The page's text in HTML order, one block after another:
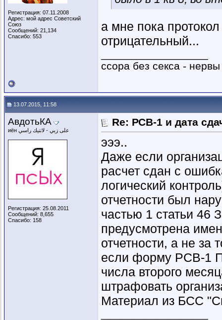
Регистрация: 07.11.2008
Адрес: мой адрес Советский
Союз
Сообщений: 21,134
Спасибо: 553
а мне пока
отрицательный...
ссора без секса -
13.07.2015, 11:58
АвдотьКА
иён على زبي - لاتنيك راسي
Регистрация: 25.08.2011
Сообщений: 8,655
Спасибо: 158
Re: РСВ-1 и дата
эээ..
Даже если
расчет сдан с
логический
отчетности был
частью 1 статьи 46
предусмотрена
отчетности, а не за
если форму РСВ-1
числа второго
штрафовать
Материал из БСС